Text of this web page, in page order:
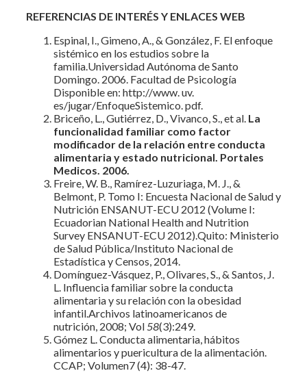
REFERENCIAS DE INTERÉS Y ENLACES WEB
Espinal, I., Gimeno, A., & González, F. El enfoque
sistémico en los estudios sobre la
familia.Universidad Autónoma de Santo
Domingo. 2006. Facultad de Psicología
Disponible en: http://www. uv.
es/jugar/EnfoqueSistemico. pdf.
Briceño, L., Gutiérrez, D., Vivanco, S., et al. La
funcionalidad familiar como factor
modificador de la relación entre conducta
alimentaria y estado nutricional. Portales
Medicos. 2006.
Freire, W. B., Ramírez-Luzuriaga, M. J., &
Belmont, P. Tomo I: Encuesta Nacional de Salud y
Nutrición ENSANUT-ECU 2012 (Volume I:
Ecuadorian National Health and Nutrition
Survey ENSANUT-ECU 2012).Quito: Ministerio
de Salud Pública/Instituto Nacional de
Estadística y Censos, 2014.
Domínguez-Vásquez, P., Olivares, S., & Santos, J.
L. Influencia familiar sobre la conducta
alimentaria y su relación con la obesidad
infantil.Archivos latinoamericanos de
nutrición, 2008; Vol58(3):249.
Gómez L. Conducta alimentaria, hábitos
alimentarios y puericultura de la alimentación.
CCAP; Volumen7 (4): 38-47.